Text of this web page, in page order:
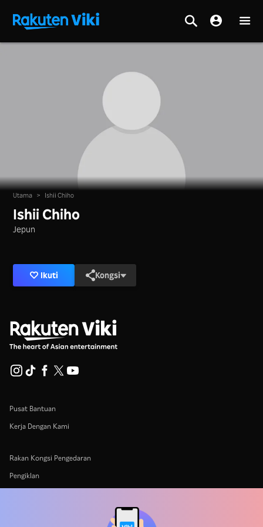
Utama > Ishii Chiho
Ishii Chiho
Jepun
Ikuti Kongsi
Pusat Bantuan
Kerja Dengan Kami
Rakan Kongsi Pengedaran
Pengiklan